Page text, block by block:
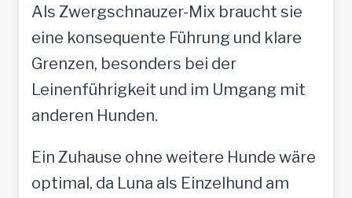
Als Zwergschnauzer-Mix braucht sie
eine konsequente Führung und klare
Grenzen, besonders bei der
Leinenführigkeit und im Umgang mit
anderen Hunden.
Ein Zuhause ohne weitere Hunde wäre
optimal, da Luna als Einzelhund am